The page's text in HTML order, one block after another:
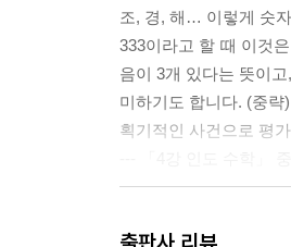
조, 경, 해… 이렇게 숫
333이라고 할 때 이것
음이 3개 있다는 뜻이
미하기도 합니다. (중
획기적인 사건으로 평